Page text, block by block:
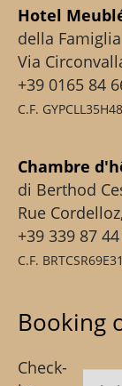
Hotel
della
Via
+39 0165 84
C.F.
Chambre
di Berthod
Rue
+39 339 87
C.F.
Booking
Check-